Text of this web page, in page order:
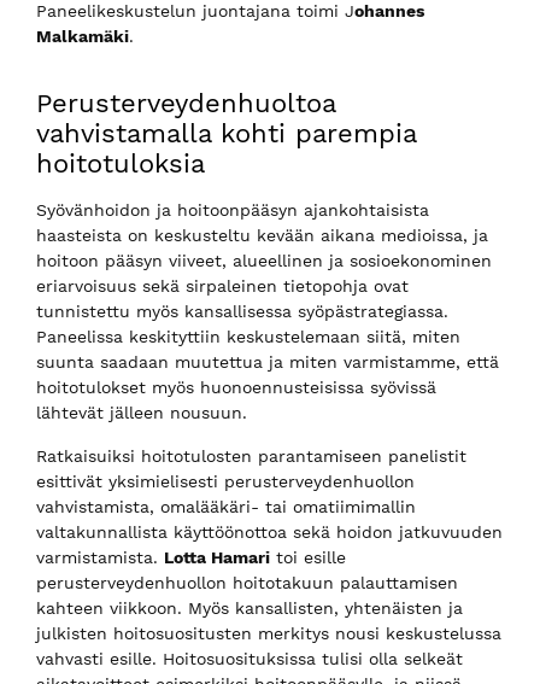
Paneelikeskustelun juontajana toimi Johannes
Malkamäki.
Perusterveydenhuoltoa
vahvistamalla kohti parempia
hoitotuloksia
Syövänhoidon ja hoitoonpääsyn ajankohtaisista
haasteista on keskusteltu kevään aikana medioissa, ja
hoitoon pääsyn viiveet, alueellinen ja sosioekonominen
eriarvoisuus sekä sirpaleinen tietopohja ovat
tunnistettu myös kansallisessa syöpästrategiassa.
Paneelissa keskityttiin keskustelemaan siitä, miten
suunta saadaan muutettua ja miten varmistamme, että
hoitotulokset myös huonoennusteisissa syövissä
lähtevät jälleen nousuun.
Ratkaisuiksi hoitotulosten parantamiseen panelistit
esittivät yksimielisesti perusterveydenhuollon
vahvistamista, omalääkäri- tai omatiimimallin
valtakunnallista käyttöönottoa sekä hoidon jatkuvuuden
varmistamista. Lotta Hamari toi esille
perusterveydenhuollon hoitotakuun palauttamisen
kahteen viikkoon. Myös kansallisten, yhtenäisten ja
julkisten hoitosuositusten merkitys nousi keskustelussa
vahvasti esille. Hoitosuosituksissa tulisi olla selkeät